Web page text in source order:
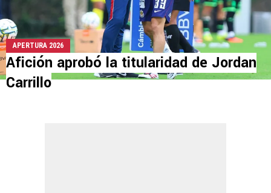
APERTURA 2026
Afición aprobó la titularidad de Jordan
Carrillo